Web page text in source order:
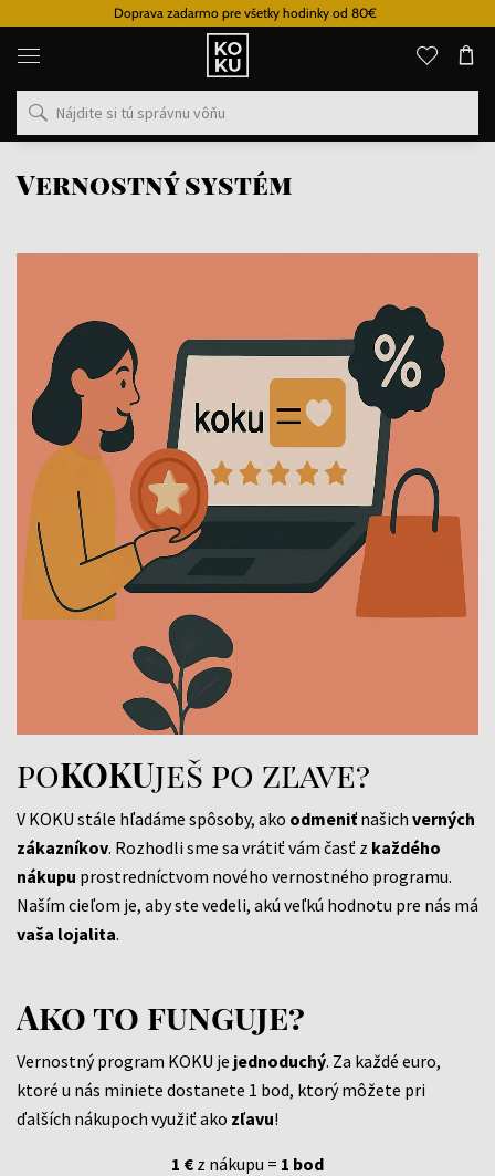
Doprava zadarmo pre všetky hodinky od 80€
Originálne
parfémy
hodinky
na
mieste
Vernostný systém
poKOKUješ po zľave?
V KOKU stále hľadáme spôsoby, ako odmeniť našich verných
zákazníkov. Rozhodli sme sa vrátiť vám časť z každého
nákupu prostredníctvom nového vernostného programu.
Naším cieľom je, aby ste vedeli, akú veľkú hodnotu pre nás má
vaša lojalita.
Ako to funguje?
Vernostný program KOKU je jednoduchý. Za každé euro,
ktoré u nás miniete dostanete 1 bod, ktorý môžete pri
ďalších nákupoch využiť ako zľavu!
1 € z nákupu = 1 bod